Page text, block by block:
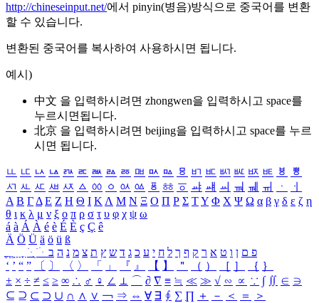
http://chineseinput.net/에서 pinyin(병음)방식으로 중국어를 변환
할 수 있습니다.
변환된 중국어를 복사하여 사용하시면 됩니다.
예시)
中文 을 입력하시려면 zhongwen을 입력하시고 space를
누르시면됩니다.
北京 을 입력하시려면 beijing을 입력하시고 space를 누르
시면 됩니다.
ㅥ ㅦ ㅧ ㅨ ㅩ ㅪ ㅫ ㅬ ㅭ ㅮ ㅯ ㅰ ㅱ ㅲ ㅳ ㅴ ㅵ ㅶ ㅷ ㅸ
ㅹ
ㅺ ㅻ ㅼ ㅽ ㅾ ㅿ ㆀ ㆁ ㆂ ㆃ ㆄ ㆅ ㆆ ㆇ ㆈ ㆉ ㆊ ㆋ ㆌ ㆍ
ㆎ
Α Β ΓΔ Ε Ζ Η Θ Ι ΚΛ Μ Ν Ξ Ο Π Ρ Σ ΤΥ Φ Χ Ψ Ω α β γ δ ε ζ η
θ ι κ λ μ ν ξ ο π ρ σ τ υ φ χ ψ ω
á à Á À é è É È ç Ç ê
Ä Ö Ü ä ö ü ß
ִֶֹ ֻּ ׁׂ פ ם ן ו ט א ר ק ף ך ל ח י ע כ ג ד ש ץ ת צ מ נ ה ב
‘ ’ “ ” 〔 〕 〈 〉 「 」 『 』 【 】 ＂ （ ） ［ ］ ｛ ｝
± × ÷ ≠ ≤ ≥ ∞ ∴ ♂ ♀ ∠ ⊥ ⌒ ∂ ∇ ≡ ≒ ≪ ≫ √ ∽ ∝ ∵ ∫ ∬ ∈ ∋
⊆ ⊇ ⊂ ⊃ ∪ ∩ ∧ ∨ ￢ ⇒ ⇔ ∀ ∃ ∮ ∑ ∏ ＋ － ＜ ＝
＞